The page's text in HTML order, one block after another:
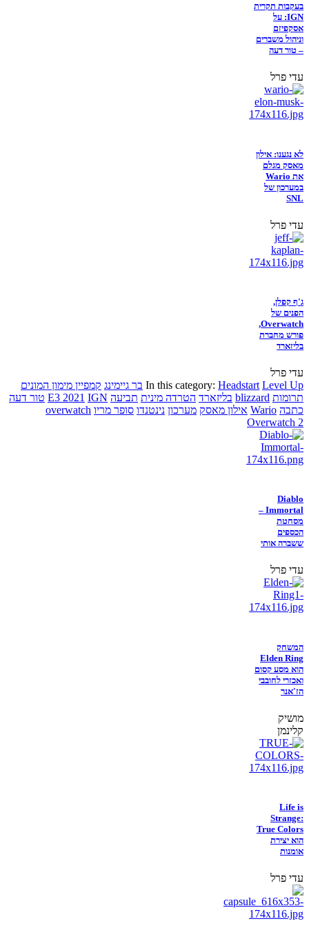
בעקבות תקרית
IGN: על
אסקפיזם
וניהול משברים
– טור דעה
עדי פרל
לא נגענו: אילון
מאסק מגלם
את Wario
במערכון של
SNL
עדי פרל
ג'ף קפלן,
הפנים של
Overwatch,
פורש מחברת
בליזארד
עדי פרל
In this category: Headstart Level Up בר גיימינג קמפיין מימון המונים
תרומות blizzard בליזארד הטרדה מינית תביעה E3 2021 IGN
טור דעה
כתבה Wario אילון מאסק מערכון נינטנדו סופר מריו overwatch
Overwatch 2
Diablo
Immortal –
מסחטת
הכספים
ששברה אותי
עדי פרל
המשחק
Elden Ring
הוא מסע קסום
ואכזרי לחובבי
הז'אנר
מושיק
קלינמן
Life is
Strange:
True Colors
הוא יצירת
אומנות
עדי פרל